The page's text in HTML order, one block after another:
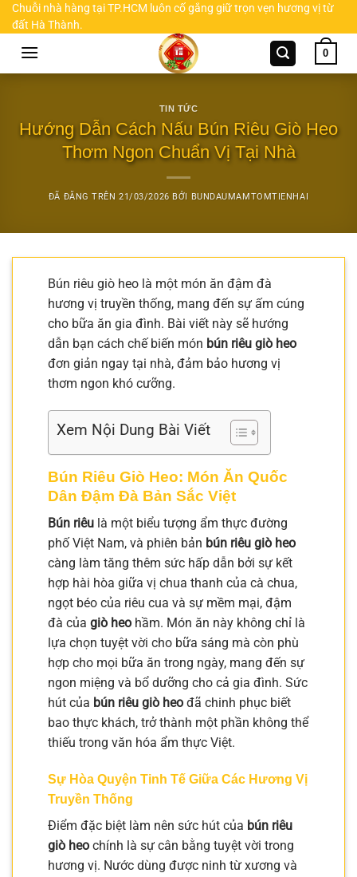
Chuyển
đến
Chuỗi nhà hàng tại TP.HCM luôn cố gắng giữ trọn vẹn hương vị từ
đất Hà Thành.
0
TIN TỨC
Hướng Dẫn Cách Nấu Bún Riêu Giò Heo
Thơm Ngon Chuẩn Vị Tại Nhà
ĐÃ ĐĂNG TRÊN21/03/2026 BỞI BUNDAUMAMTOMTIENHAI
Bún riêu giò heo là một món ăn đậm đà
hương vị truyền thống, mang đến sự ấm cúng
cho bữa ăn gia đình. Bài viết này sẽ hướng
dẫn bạn cách chế biến món bún riêu giò heo
đơn giản ngay tại nhà, đảm bảo hương vị
thơm ngon khó cưỡng.
Xem Nội Dung Bài Viết
Bún Riêu Giò Heo: Món Ăn Quốc
Dân Đậm Đà Bản Sắc Việt
Bún riêu là một biểu tượng ẩm thực đường
phố Việt Nam, và phiên bản bún riêu giò heo
càng làm tăng thêm sức hấp dẫn bởi sự kết
hợp hài hòa giữa vị chua thanh của cà chua,
ngọt béo của riêu cua và sự mềm mại, đậm
đà của giò heo hầm. Món ăn này không chỉ là
lựa chọn tuyệt vời cho bữa sáng mà còn phù
hợp cho mọi bữa ăn trong ngày, mang đến sự
ngon miệng và bổ dưỡng cho cả gia đình. Sức
hút của bún riêu giò heo đã chinh phục biết
bao thực khách, trở thành một phần không thể
thiếu trong văn hóa ẩm thực Việt.
Sự Hòa Quyện Tinh Tế Giữa Các Hương Vị
Truyền Thống
Điểm đặc biệt làm nên sức hút của bún riêu
giò heo chính là sự cân bằng tuyệt vời trong
hương vị. Nước dùng được ninh từ xương và